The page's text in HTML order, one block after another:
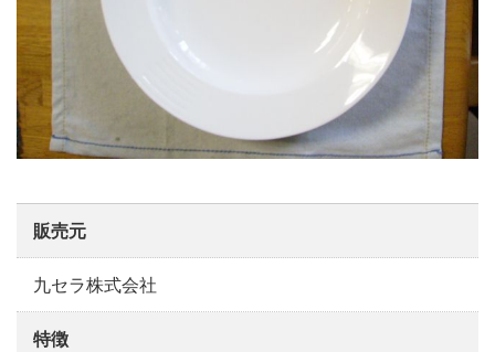
販売元
九セラ株式会社
特徴